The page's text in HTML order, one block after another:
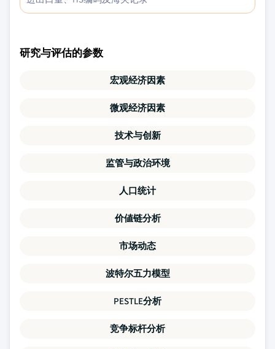
研究与评估的参数
宏观经济因素
微观经济因素
技术与创新
监管与政治环境
人口统计
价値链分析
市场动态
波特尔五力模型
PESTLE分析
竞争标杆分析